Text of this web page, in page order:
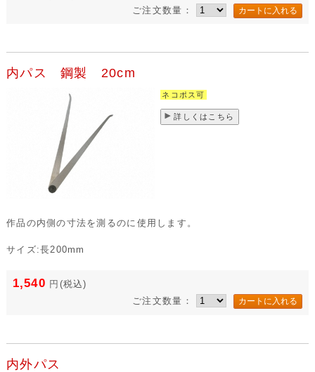
ご注文数量：
内パス 鋼製 20cm
ネコポス可
詳しくはこちら
作品の内側の寸法を測るのに使用します。
サイズ:長200mm
1,540 円 (税込)
ご注文数量：
内外パス